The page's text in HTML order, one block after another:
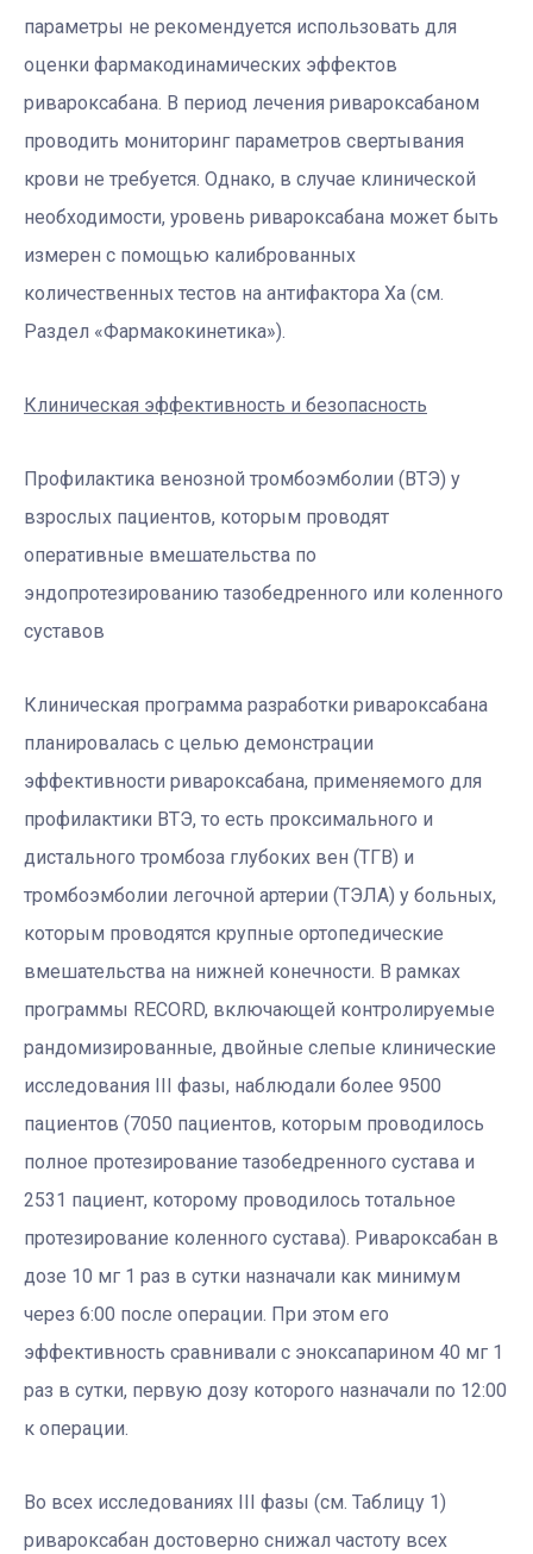
параметры не рекомендуется использовать для
оценки фармакодинамических эффектов
ривароксабана. В период лечения ривароксабаном
проводить мониторинг параметров свертывания
крови не требуется. Однако, в случае клинической
необходимости, уровень ривароксабана может быть
измерен с помощью калиброванных
количественных тестов на антифактора Ха (см.
Раздел «Фармакокинетика»).
Клиническая эффективность и безопасность
Профилактика венозной тромбоэмболии (ВТЭ) у
взрослых пациентов, которым проводят
оперативные вмешательства по
эндопротезированию тазобедренного или коленного
суставов
Клиническая программа разработки ривароксабана
планировалась с целью демонстрации
эффективности ривароксабана, применяемого для
профилактики ВТЭ, то есть проксимального и
дистального тромбоза глубоких вен (ТГВ) и
тромбоэмболии легочной артерии (ТЭЛА) у больных,
которым проводятся крупные ортопедические
вмешательства на нижней конечности. В рамках
программы RECORD, включающей контролируемые
рандомизированные, двойные слепые клинические
исследования III фазы, наблюдали более 9500
пациентов (7050 пациентов, которым проводилось
полное протезирование тазобедренного сустава и
2531 пациент, которому проводилось тотальное
протезирование коленного сустава). Ривароксабан в
дозе 10 мг 1 раз в сутки назначали как минимум
через 6:00 после операции. При этом его
эффективность сравнивали с эноксапарином 40 мг 1
раз в сутки, первую дозу которого назначали по 12:00
к операции.
Во всех исследованиях III фазы (см. Таблицу 1)
ривароксабан достоверно снижал частоту всех